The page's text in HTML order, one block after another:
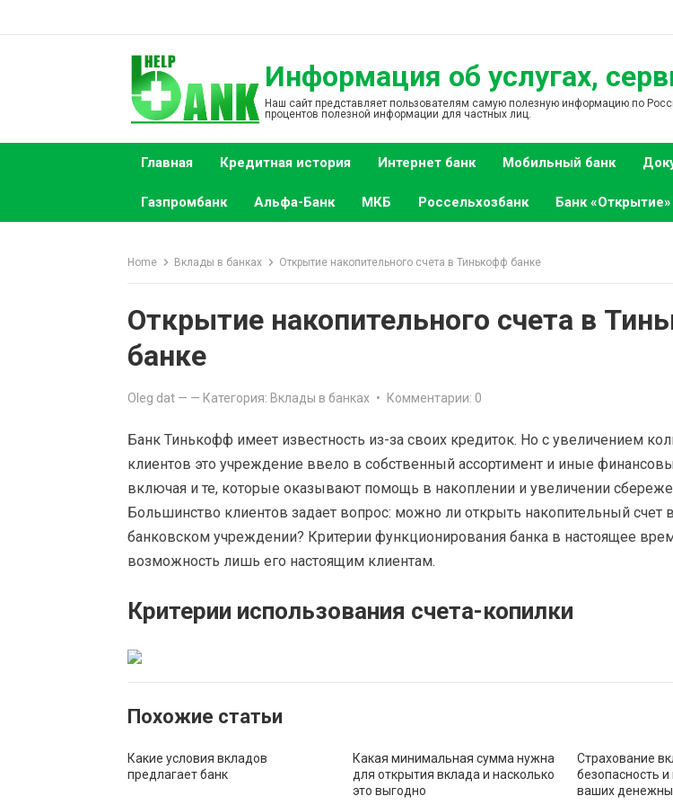
c
Информация об услугах,
Наш сайт представляет пользователям самую полезную информацию по
процентов полезной информации для частных лиц.
Главная Кредитная история Интернет банк Мобильный банк
Газпромбанк Альфа-Банк МКБ Россельхозбанк Банк «Открытие»
Home Вклады в банках Открытие накопительного счета в Тинькофф банке
Открытие накопительного счета в
банке
Oleg dat — — Категория: Вклады в банках • Комментарии: 0
Банк Тинькофф имеет известность из-за своих кредиток. Но с увеличением
клиентов это учреждение ввело в собственный ассортимент и иные
включая и те, которые оказывают помощь в накоплении и увеличении
Большинство клиентов задает вопрос: можно ли открыть накопительный счет
банковском учреждении? Критерии функционирования банка в настоящее
возможность лишь его настоящим клиентам.
Критерии использования счета-копилки
Похожие статьи
Какие условия вкладов
предлагает банк
Какая минимальная сумма нужна
для открытия вклада и насколько
это выгодно
Страхование
безопасность
ваших